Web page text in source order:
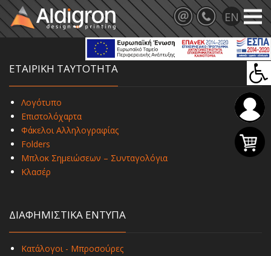
ΕΤΑΙΡΙΚΗ ΤΑΥΤΟΤΗΤΑ
Λογότυπο
Επιστολόχαρτα
Φάκελοι Αλληλογραφίας
Folders
Μπλοκ Σημειώσεων – Συνταγολόγια
Κλασέρ
ΔΙΑΦΗΜΙΣΤΙΚΑ ΕΝΤΥΠΑ
Κατάλογοι - Μπροσούρες